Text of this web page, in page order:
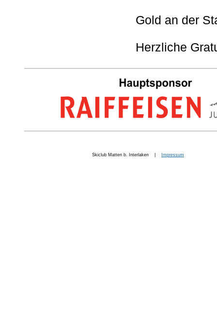
Gold an der
Herzliche
Skiclub Matten b. Interlaken | Impressum